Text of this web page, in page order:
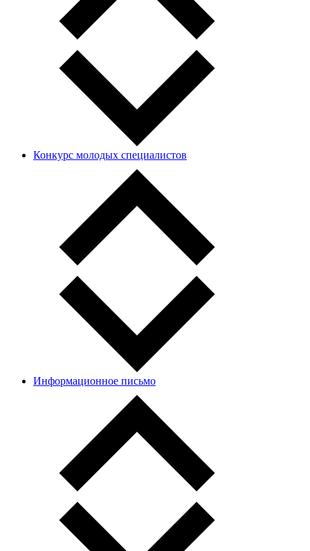
Конкурс молодых специалистов
Информационное письмо